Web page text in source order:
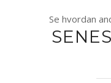
Se hvordan